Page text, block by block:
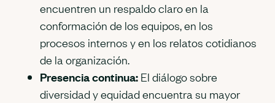
encuentren un respaldo claro en la
conformación de los equipos, en los
procesos internos y en los relatos cotidianos
de la organización.
Presencia continua: El diálogo sobre
diversidad y equidad encuentra su mayor